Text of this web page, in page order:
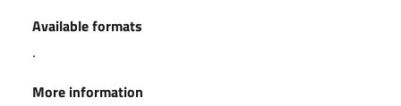
Available formats
.
More information